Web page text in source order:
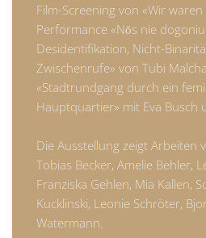
Film-Screening von «Wir
Performance «Nŏs nie
Desidentifikation, Nicht-
Zwischenrufe» von Tubi
«Stadtrundgang durch ein
Hauptquartier» mit Eva Busch
Die Ausstellung zeigt Arbeiten
Tobias Becker, Amelie Behler,
Franziska Gehlen, Mia Kallen,
Kucklinski, Leonie Schröter,
Watermann.